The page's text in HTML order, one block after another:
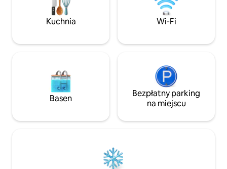
combine into one superbly spacious
entertaining, joy,
fun!
Kuchnia Wi-Fi
Basen
Bezpłatny parking
na miejscu